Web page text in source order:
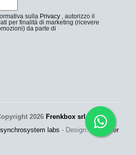
sulla Privacy , autorizzo il
per finalità di marketing (ricevere
da parte di
2026 Frenkbox srl- P.Iva:
synchrosystem labs - Design: adesigner